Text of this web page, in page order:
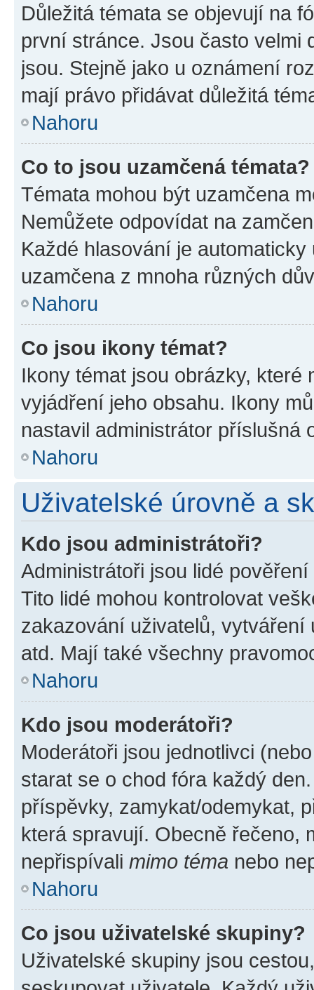
Důležitá témata se objevují na
první stránce. Jsou často velmi
jsou. Stejně jako u oznámení
mají právo přidávat důležitá
Nahoru
Co to jsou uzamčená témata?
Témata mohou být uzamčena
Nemůžete odpovídat na
Každé hlasování je
uzamčena z mnoha různých
Nahoru
Co jsou ikony témat?
Ikony témat jsou obrázky,
vyjádření jeho obsahu. Ikony
nastavil administrátor příslušná
Nahoru
Uživatelské úrovně a
Kdo jsou administrátoři?
Administrátoři jsou lidé
Tito lidé mohou kontrolovat
zakazování uživatelů,
atd. Mají také všechny
Nahoru
Kdo jsou moderátoři?
Moderátoři jsou jednotlivci
starat se o chod fóra každý
příspěvky, zamykat/odemykat,
která spravují. Obecně řečeno,
nepřispívali mimo téma nebo
Nahoru
Co jsou uživatelské skupiny?
Uživatelské skupiny jsou